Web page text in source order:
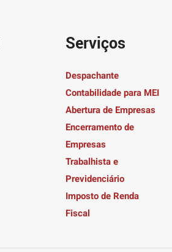
Serviços
Despachante
Contabilidade para MEI
Abertura de Empresas
Encerramento de
Empresas
Trabalhista e
Previdenciário
Imposto de Renda
Fiscal